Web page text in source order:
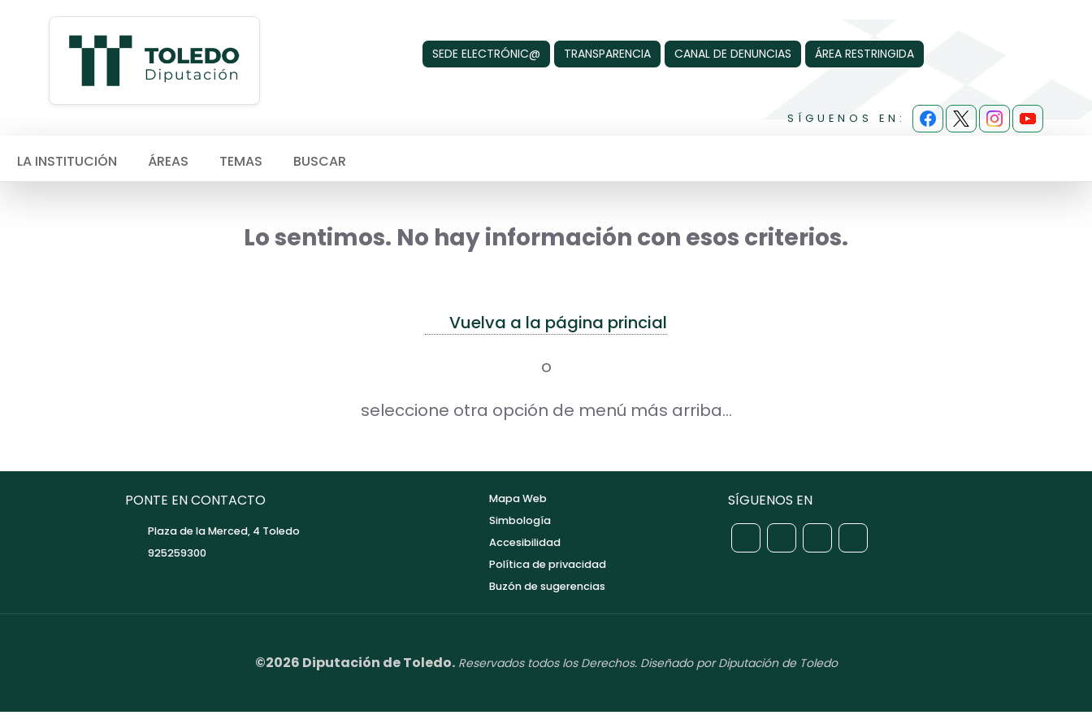
SEDE ELECTRÓNIC@ TRANSPARENCIA CANAL DE DENUNCIAS ÁREA RESTRINGIDA
SÍGUENOS EN:
LA INSTITUCIÓN ÁREAS TEMAS BUSCAR
Lo sentimos. No hay información con esos criterios.
Vuelva a la página princial
o
seleccione otra opción de menú más arriba...
PONTE EN CONTACTO
Plaza de la Merced, 4 Toledo
925259300
Mapa Web
Simbología
Accesibilidad
Política de privacidad
Buzón de sugerencias
SÍGUENOS EN
©2026 Diputación de Toledo. Reservados todos los Derechos. Diseñado por Diputación de Toledo